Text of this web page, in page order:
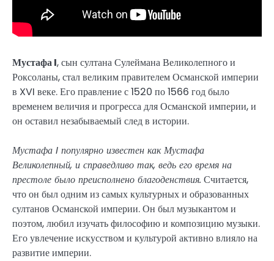
Мустафа I, сын султана Сулеймана Великолепного и
Роксоланы, стал великим правителем Османской империи
в XVI веке. Его правление с 1520 по 1566 год было
временем величия и прогресса для Османской империи, и
он оставил незабываемый след в истории.
Мустафа I популярно известен как Мустафа
Великолепный, и справедливо так, ведь его время на
престоле было преисполнено благоденствия. Считается,
что он был одним из самых культурных и образованных
султанов Османской империи. Он был музыкантом и
поэтом, любил изучать философию и композицию музыки.
Его увлечение искусством и культурой активно влияло на
развитие империи.